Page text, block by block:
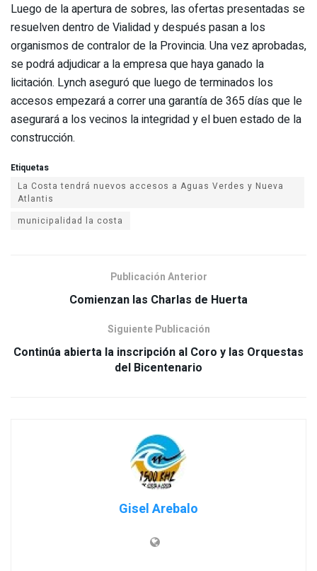
Luego de la apertura de sobres, las ofertas presentadas se
resuelven dentro de Vialidad y después pasan a los
organismos de contralor de la Provincia. Una vez aprobadas,
se podrá adjudicar a la empresa que haya ganado la
licitación. Lynch aseguró que luego de terminados los
accesos empezará a correr una garantía de 365 días que le
asegurará a los vecinos la integridad y el buen estado de la
construcción.
Etiquetas
La Costa tendrá nuevos accesos a Aguas Verdes y Nueva
municipalidad la costa
Publicación Anterior
Comienzan las Charlas de Huerta
Siguiente Publicación
Continúa abierta la inscripción al Coro y las Orquestas
Gisel Arebalo